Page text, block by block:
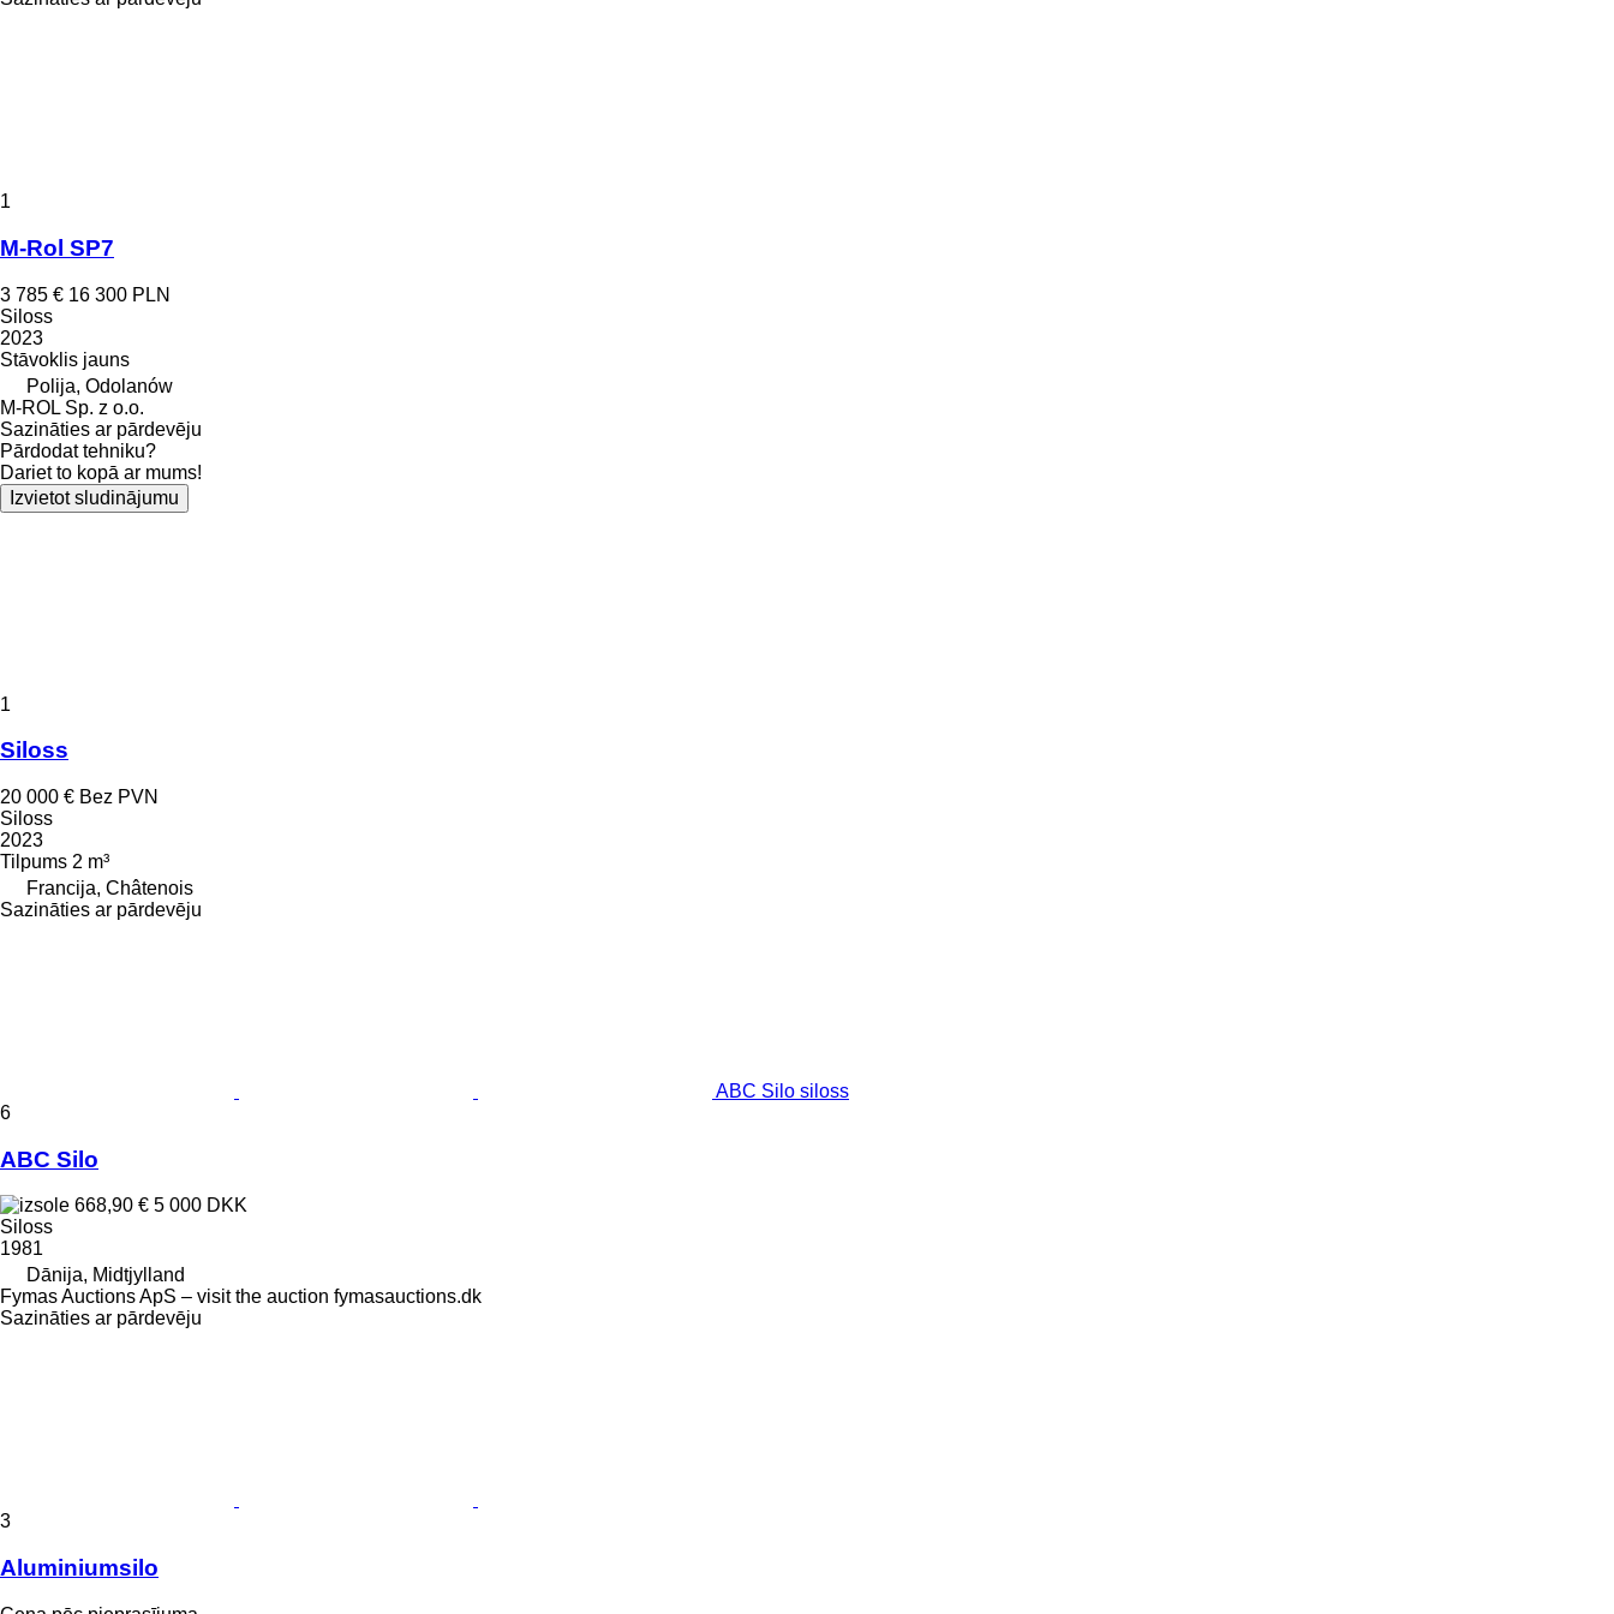
1
M-Rol SP7
3 785 € 16 300 PLN
Siloss
2023
Stāvoklis jauns
Polija, Odolanów
M-ROL Sp. z o.o.
Sazināties ar pārdevēju
Pārdodat tehniku?
Dariet to kopā ar mums!
Izvietot sludinājumu
1
Siloss
20 000 € Bez PVN
Siloss
2023
Tilpums 2 m³
Francija, Châtenois
Sazināties ar pārdevēju
ABC Silo siloss
6
ABC Silo
668,90 € 5 000 DKK
Siloss
1981
Dānija, Midtjylland
Fymas Auctions ApS – visit the auction fymasauctions.dk
Sazināties ar pārdevēju
3
Aluminiumsilo